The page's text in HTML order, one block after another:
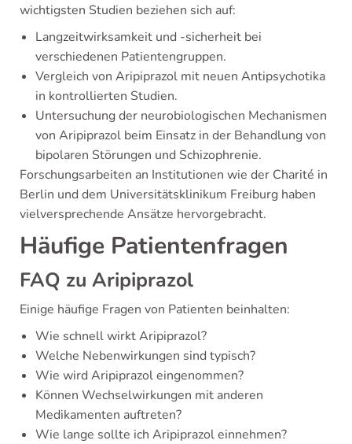
wichtigsten Studien beziehen sich auf:
Langzeitwirksamkeit und -sicherheit bei
verschiedenen Patientengruppen.
Vergleich von Aripiprazol mit neuen Antipsychotika
in kontrollierten Studien.
Untersuchung der neurobiologischen Mechanismen
von Aripiprazol beim Einsatz in der Behandlung von
bipolaren Störungen und Schizophrenie.
Forschungsarbeiten an Institutionen wie der Charité in
Berlin und dem Universitätsklinikum Freiburg haben
vielversprechende Ansätze hervorgebracht.
Häufige Patientenfragen
FAQ zu Aripiprazol
Einige häufige Fragen von Patienten beinhalten:
Wie schnell wirkt Aripiprazol?
Welche Nebenwirkungen sind typisch?
Wie wird Aripiprazol eingenommen?
Können Wechselwirkungen mit anderen
Medikamenten auftreten?
Wie lange sollte ich Aripiprazol einnehmen?